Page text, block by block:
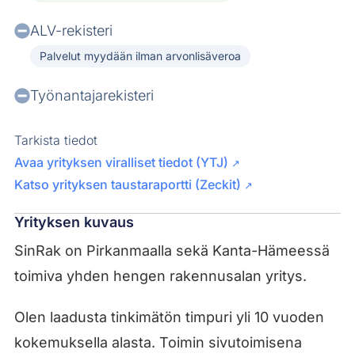
ALV-rekisteri
Palvelut myydään ilman arvonlisäveroa
Työnantajarekisteri
Tarkista tiedot
Avaa yrityksen viralliset tiedot (YTJ) ↗
Katso yrityksen taustaraportti (Zeckit) ↗
Yrityksen kuvaus
SinRak on Pirkanmaalla sekä Kanta-Hämeessä
toimiva yhden hengen rakennusalan yritys.
Olen laadusta tinkimätön timpuri yli 10 vuoden
kokemuksella alasta. Toimin sivutoimisena